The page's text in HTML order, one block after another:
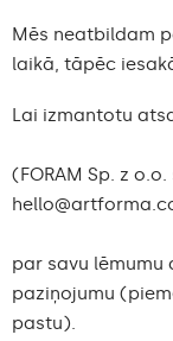
Mēs neatbildam
laikā, tāpēc
Lai izmantotu
(FORAM Sp. z
par savu
paziņojumu
pastu).